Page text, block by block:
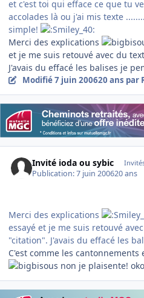
et c'est toi qui efface ce que tu
accolades là ou j'ai mis texte
simple!
Merci des explications
et je me suis retouvé avec du
J'avais du effacé les balises je
Modifié7 juin 200620 ans par
Invité ioda ou sybic
Publication:7 juin 200620 ans
Merci des explications
essayé et je me suis retouvé
"citation". J'avais du effacé les
C'est comme les cantonnements
non je plaisente!